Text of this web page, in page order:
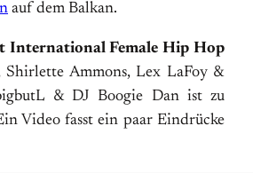
auf dem Balkan.
International Female Hip Hop
Shirlette Ammons, Lex LaFoy &
& DJ Boogie Dan ist zu
Video fasst ein paar Eindrücke